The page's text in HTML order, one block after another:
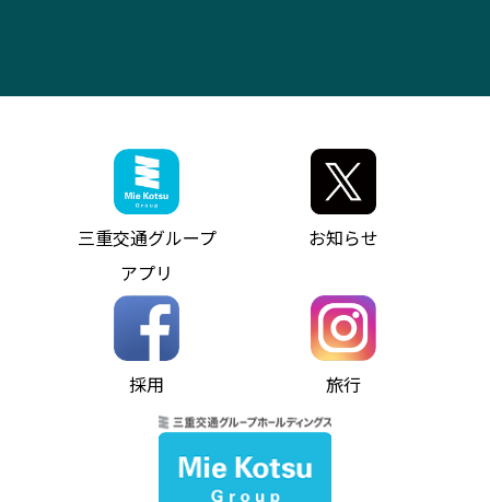
神都ライナー
ミジュマルのラッピングバス（鈴鹿管内）
参宮バス
神都バス
パールシャトル
バス情報の見える化
コミュニティバス
バス・タクシー交通広告
異常事態発生時のお願い
お客様駐車場のご案内
アイコンの説明
インターネット予約
よくあるご質問
お問い合わせ
ザ・バスコレクション三重交通バスセット
三重交通公式グッズ
ファンコーナー
お問い合わせ
お知らせ・最新情報一覧
ニュースリリース
お問い合わせ
個人情報保護方針
ソーシャルメディア運用ポリシー
ホームページのご利用にあたって
Notes for Using this Website
三重交通グループ
アプリ
お知らせ
採用 旅行